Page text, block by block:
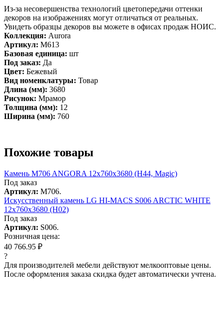
Из-за несовершенства технологий цветопередачи оттенки
декоров на изображениях могут отличаться от реальных.
Увидеть образцы декоров вы можете в офисах продаж НОИС.
Коллекция: Aurora
Артикул: M613
Базовая единица: шт
Под заказ: Да
Цвет: Бежевый
Вид номенклатуры: Товар
Длина (мм): 3680
Рисунок: Мрамор
Толщина (мм): 12
Ширина (мм): 760
Похожие товары
Камень M706 ANGORA 12x760x3680 (H44, Magic)
Под заказ
Артикул: M706.
Искусcтвенный камень LG HI-MACS S006 ARCTIC WHITE
12x760x3680 (H02)
Под заказ
Артикул: S006.
Розничная цена:
40 766.95 ₽
?
Для производителей мебели действуют мелкооптовые цены.
После оформления заказа скидка будет автоматически учтена.